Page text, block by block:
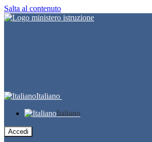
Salta al contenuto
Italiano
Italiano
Accedi